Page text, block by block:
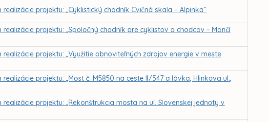
projektu: „Cyklistický chodník Cvičná skala – Alpinka“
realizácie projektu: „Spoločný chodník pre cyklistov a chodcov – Mončí
realizácie projektu: „Využitie obnoviteľných zdrojov energie v meste
projektu: „Most č. M5850 na ceste II/547 a lávka, Hlinkova ul.,
projektu: „Rekonštrukcia mosta na ul. Slovenskej jednoty v